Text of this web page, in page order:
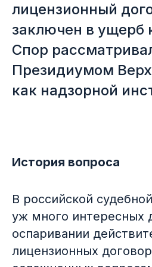
лицензионный
заключен в ущерб
Спор
Президиумом
как надзорной
История вопроса
В российской
уж много интересных
оспаривании
лицензионных